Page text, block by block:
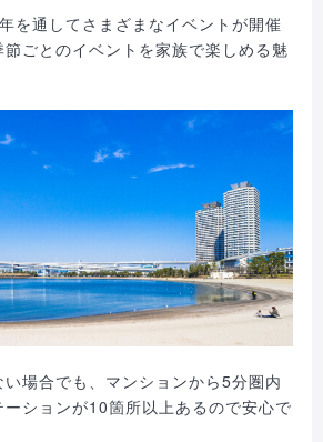
を通してさまざまなイベントが開催
ごとのイベントを家族で楽しめる魅
場合でも、マンションから5分圏内
ションが10箇所以上あるので安心で